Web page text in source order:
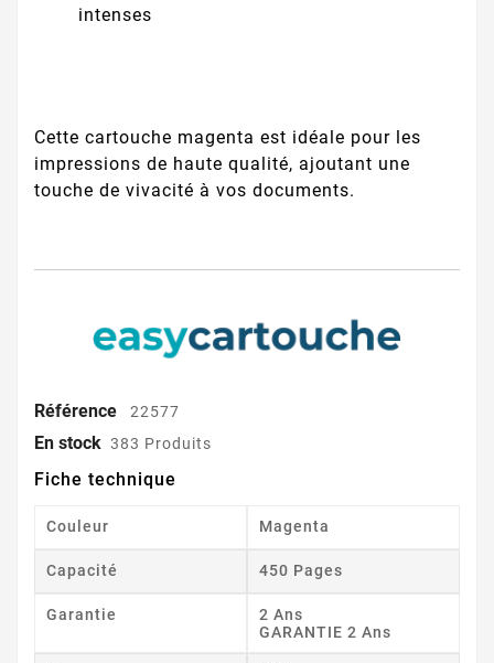
intenses
Cette cartouche magenta est idéale pour les
impressions de haute qualité, ajoutant une
touche de vivacité à vos documents.
Référence 22577
En stock 383 Produits
Fiche technique
Couleur Magenta
Capacité 450 Pages
Garantie
2 Ans
GARANTIE 2 Ans